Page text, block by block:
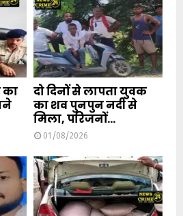
का
दो दिनों से लापता युवक
का शव पुनपुन नदी से
मिला, परिजनों...
01/08/2026